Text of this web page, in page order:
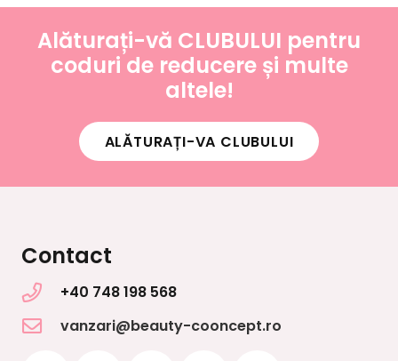
Alăturați-vă CLUBULUI pentru
coduri de reducere și multe
altele!
ALĂTURAȚI-VA CLUBULUI
Contact
+40 748 198 568
vanzari@beauty-cooncept.ro